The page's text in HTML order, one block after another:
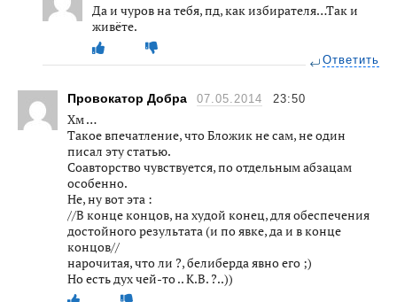
Да и чуров на тебя, пд, как избирателя…Так и
живёте.
Ответить
Провокатор Добра 07.05.2014 23:50
Хм …
Такое впечатление, что Бложик не сам, не один
писал эту статью.
Соавторство чувствуется, по отдельным абзацам
особенно.
Не, ну вот эта :
//В конце концов, на худой конец, для обеспечения
достойного результата (и по явке, да и в конце
концов//
нарочитая, что ли ?, белиберда явно его ;)
Но есть дух чей-то .. К.В. ?..))